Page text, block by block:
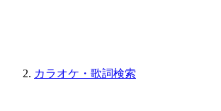
カラオケ・歌詞検索